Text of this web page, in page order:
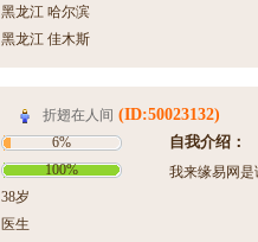
黑龙江 哈尔滨
黑龙江 佳木斯
折翅在人间 (ID:50023132)
6%
100%
38岁
医生
自我介绍：
我来缘易网